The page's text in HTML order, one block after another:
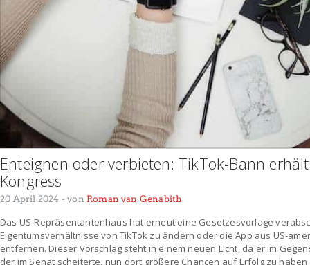
Enteignen oder verbieten: TikTok-Bann
Kongress
20 April 2024 - von Roman van Genabith
Das US-Repräsentantenhaus hat erneut eine Gesetzesvorlage
Eigentumsverhältnisse von TikTok zu ändern oder die App aus US-
entfernen. Dieser Vorschlag steht in einem neuen Licht, da er im
der im Senat scheiterte, nun dort größere Chancen auf Erfolg zu